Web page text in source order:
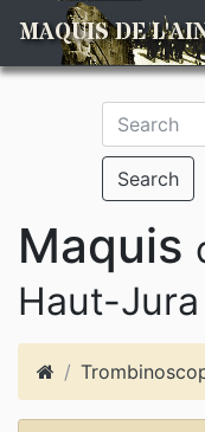
MAQUIS DE
Search
Maquis
Haut-Jura